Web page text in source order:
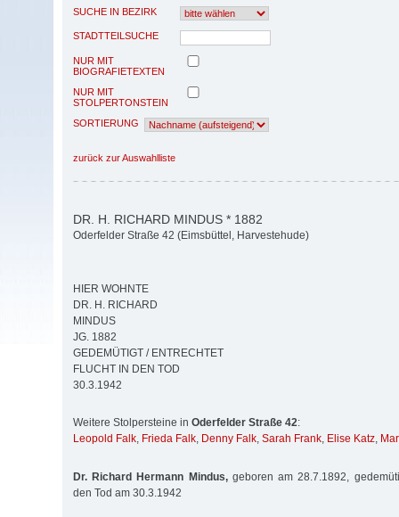
SUCHE IN BEZIRK
STADTTEILSUCHE
NUR MIT
BIOGRAFIETEXTEN
NUR MIT
STOLPERTONSTEIN
SORTIERUNG
zurück zur Auswahlliste
DR. H. RICHARD MINDUS * 1882
Oderfelder Straße 42 (Eimsbüttel, Harvestehude)
HIER WOHNTE
DR. H. RICHARD
MINDUS
JG. 1882
GEDEMÜTIGT / ENTRECHTET
FLUCHT IN DEN TOD
30.3.1942
Weitere Stolpersteine in Oderfelder Straße 42:
Leopold Falk, Frieda Falk, Denny Falk, Sarah Frank, Elise Katz,
Dr. Richard Hermann Mindus,geboren am 28.7.1892,
den Tod am 30.3.1942